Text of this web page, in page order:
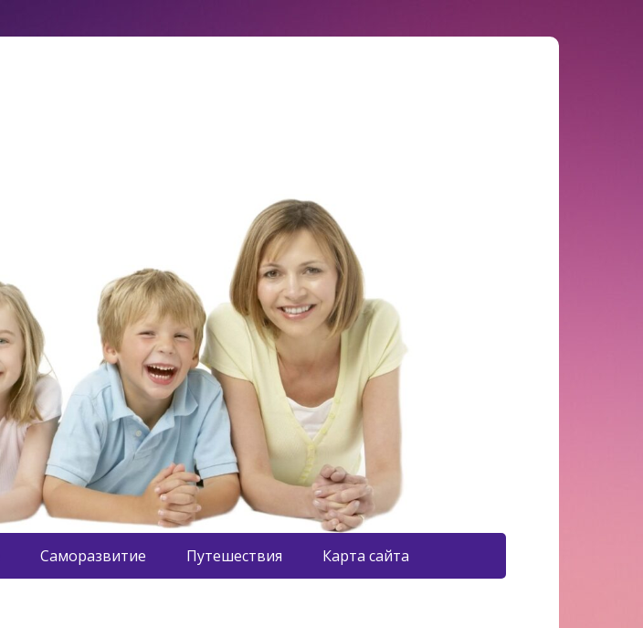
Саморазвитие Путешествия Карта сайта